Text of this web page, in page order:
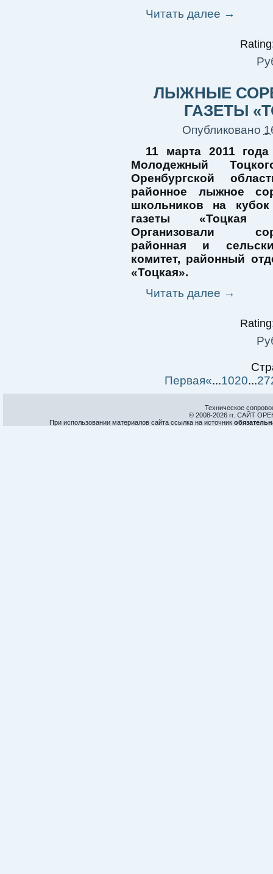
Читать далее →
ЛЫЖНЫЕ
ГАЗЕТЫ
Опубликовано
11 марта 2011
Молодежный
Оренбургской
районное лыжное
школьников на кубок
газеты «Тоцкая
Организовали
районная и
комитет, районный
«Тоцкая».
Читать далее →
Первая«...1020...27
Техническое
© 2008-2026 гг. САЙТ
При использовании материалов сайта ссылка на источник